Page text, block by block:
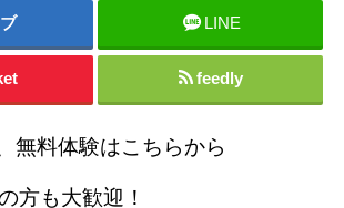
LINE
feedly
無料体験はこちらから
方も大歓迎！